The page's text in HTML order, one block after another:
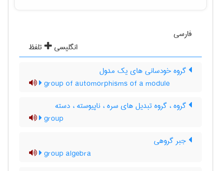
فارسی
انگلیسی
تلفظ
گروه خودسانی های یک مدول
group of automorphisms of a module
گروه ، گروه تبدیل های سره ، ناپیوسته ، دسته
group
جبر گروهی
group algebra